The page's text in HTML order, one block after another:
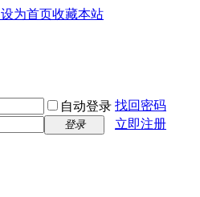
设为首页收藏本站
自动登录 找回密码
登录
立即注册